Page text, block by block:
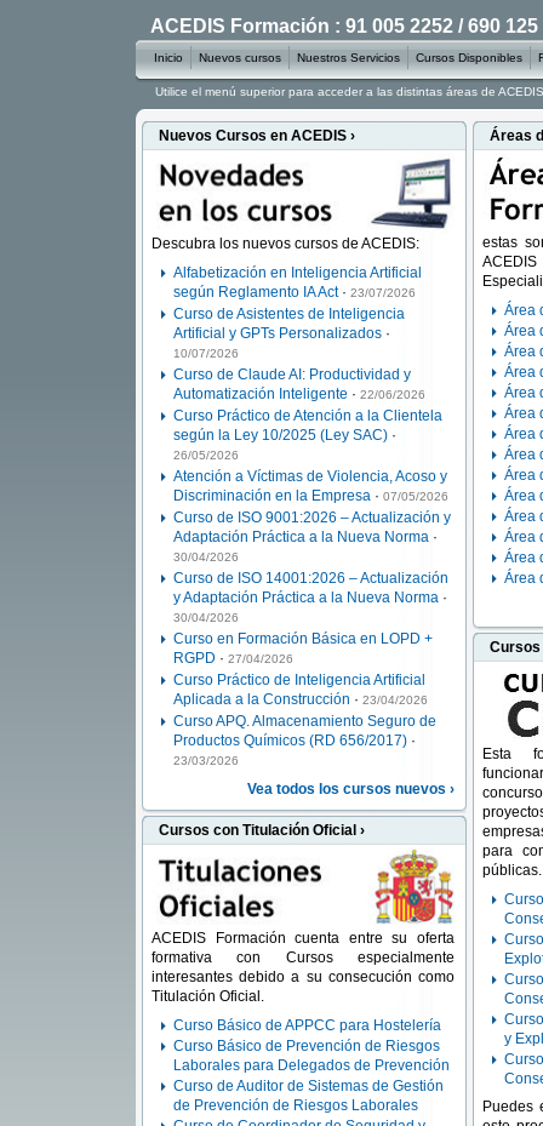
Nuevos Cursos en ACEDIS ›
Descubra los nuevos cursos de ACEDIS:
Alfabetización en Inteligencia Artificial
según Reglamento IA Act· 23/07/2026
Curso de Asistentes de Inteligencia
Artificial y GPTs Personalizados ·
10/07/2026
Curso de Claude AI: Productividad y
Automatización Inteligente · 22/06/2026
Curso Práctico de Atención a la Clientela
según la Ley 10/2025 (Ley SAC) ·
26/05/2026
Atención a Víctimas de Violencia, Acoso y
Discriminación en la Empresa · 07/05/2026
Curso de ISO 9001:2026 – Actualización y
Adaptación Práctica a la Nueva Norma ·
30/04/2026
Curso de ISO 14001:2026 – Actualización
y Adaptación Práctica a la Nueva Norma ·
30/04/2026
Curso en Formación Básica en LOPD +
RGPD · 27/04/2026
Curso Práctico de Inteligencia Artificial
Aplicada a la Construcción · 23/04/2026
Curso APQ. Almacenamiento Seguro de
Productos Químicos (RD 656/2017) ·
23/03/2026
Vea todos los cursos nuevos ›
Áreas
estas
Área
Área
Área
Área
Área
Área
Área
Área
Área
Área
Área
Área
Área
Área
Cursos con Titulación Oficial ›
ACEDIS Formación cuenta entre su oferta
formativa con Cursos especialmente
interesantes debido a su consecución como
Titulación Oficial.
Curso Básico de APPCC para Hostelería
Curso Básico de Prevención de Riesgos
Laborales para Delegados de Prevención
Curso de Auditor de Sistemas de Gestión
de Prevención de Riesgos Laborales
Cursos
Esta
para
públicas.
y
Puedes
ACEDIS Formación : 91 005 2252 / 690 125
Inicio Nuevos cursos Nuestros Servicios Cursos Disponibles
Utilice el menú superior para acceder a las distintas áreas de